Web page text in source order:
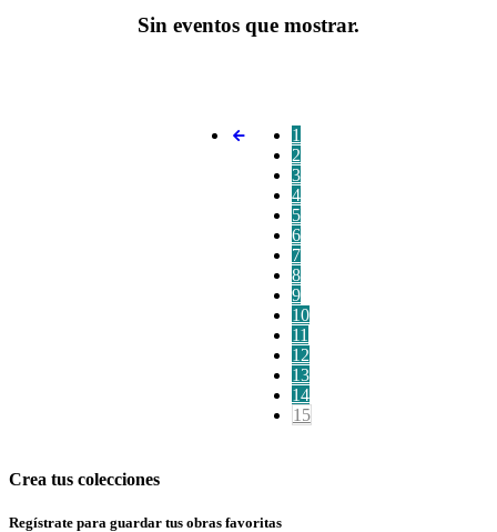
Sin eventos que mostrar.
1
2
3
4
5
6
7
8
9
10
11
12
13
14
15
Crea tus colecciones
Regístrate para guardar tus obras favoritas